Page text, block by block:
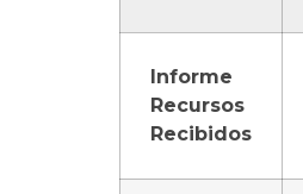
Informe
Recursos
Recibidos